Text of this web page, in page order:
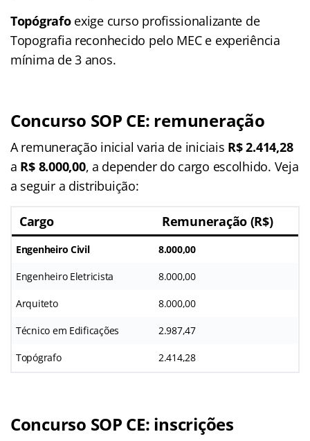
Topógrafoexige curso profissionalizante de
Topografia reconhecido pelo MEC e experiência
mínima de 3 anos.
Concurso SOP CE: remuneração
A remuneração inicial varia de iniciais R$ 2.414,28
a R$ 8.000,00, a depender do cargo escolhido. Veja
a seguir a distribuição:
Cargo Remuneração (R$)
Engenheiro Civil 8.000,00
Engenheiro Eletricista 8.000,00
Arquiteto 8.000,00
Técnico em Edificações 2.987,47
Topógrafo 2.414,28
Concurso SOP CE: inscrições